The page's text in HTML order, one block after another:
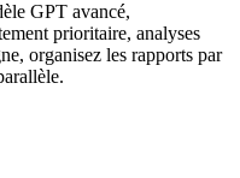
GPT avancé,
prioritaire, analyses
organisez les rapports par